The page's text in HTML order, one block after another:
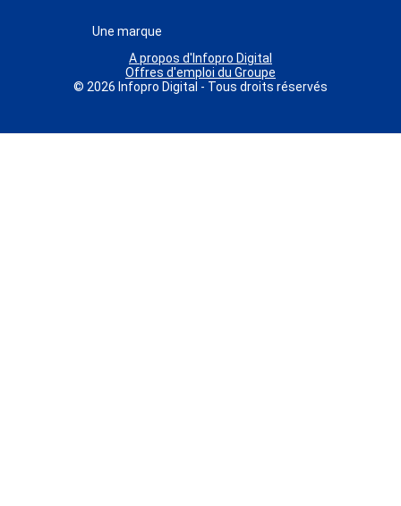
Une marque
A propos d'Infopro Digital
Offres d'emploi du Groupe
© 2026 Infopro Digital - Tous droits réservés